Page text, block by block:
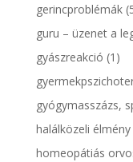
gerincproblémák
guru – üzenet a
gyászreakció (1)
gyógymasszázs,
halálközeli élmény
homeopátiás